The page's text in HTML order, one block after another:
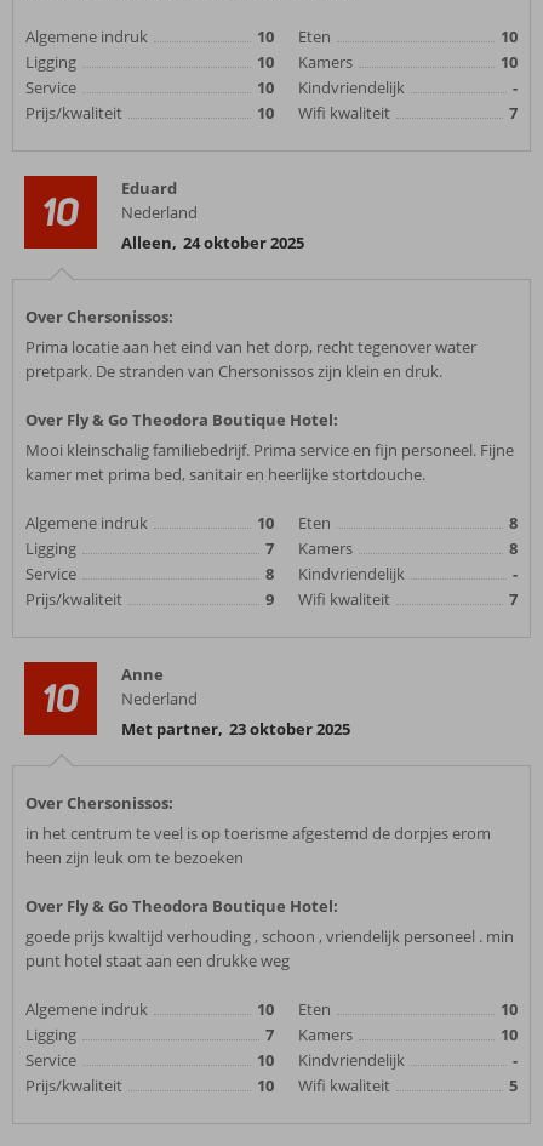
Algemene indruk
10
Ligging
10
Service
10
Prijs/kwaliteit
10
Eten
10
Kamers
10
Kindvriendelijk
-
Wifi kwaliteit
7
10
Eduard
Nederland
Alleen, 24 oktober 2025
Over Chersonissos:
Prima locatie aan het eind van het dorp, recht tegenover water
pretpark. De stranden van Chersonissos zijn klein en druk.
Over Fly & Go Theodora Boutique Hotel:
Mooi kleinschalig familiebedrijf. Prima service en fijn personeel. Fijne
kamer met prima bed, sanitair en heerlijke stortdouche.
Algemene indruk
10
Ligging
7
Service
8
Prijs/kwaliteit
9
Eten
8
Kamers
8
Kindvriendelijk
-
Wifi kwaliteit
7
10
Anne
Nederland
Met partner, 23 oktober 2025
Over Chersonissos:
in het centrum te veel is op toerisme afgestemd de dorpjes erom
heen zijn leuk om te bezoeken
Over Fly & Go Theodora Boutique Hotel:
goede prijs kwaltijd verhouding , schoon , vriendelijk personeel . min
punt hotel staat aan een drukke weg
Algemene indruk
10
Ligging
7
Service
10
Prijs/kwaliteit
10
Eten
10
Kamers
10
Kindvriendelijk
-
Wifi kwaliteit
5